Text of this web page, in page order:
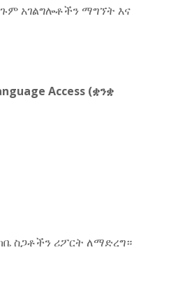
አገልግሎቶችን ማግኘት እና
Access (ቋንቋ
ስጋቶችን ሪፖርት ለማድረግ።